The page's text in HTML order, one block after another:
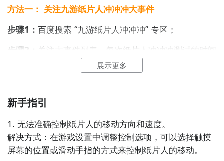
方法一： 关注九游纸片人冲冲冲大事件
步骤1： 百度搜索 “九游纸片人冲冲冲” 专区 ；
步骤2：
关注大事件列表，每次纸片人冲冲冲测试的时间
都会最新发布，这是九游独家的哦；
展示更多
新手指引
1. 无法准确控制纸片人的移动方向和速度。
解决方式：在游戏设置中调整控制选项，可以选择触摸
屏幕的位置或滑动手指的方式来控制纸片人的移动。